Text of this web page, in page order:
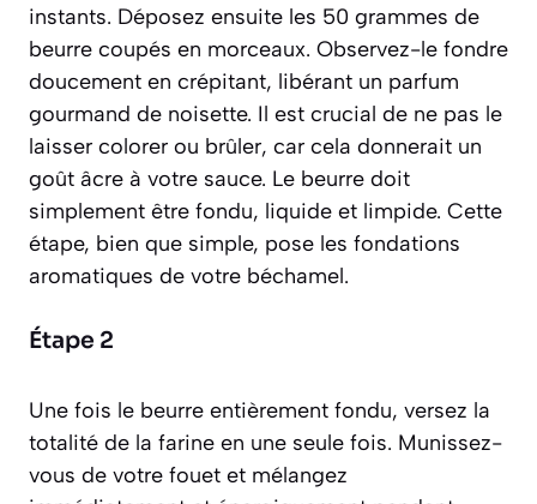
instants. Déposez ensuite les 50 grammes de
beurre coupés en morceaux. Observez-le fondre
doucement en crépitant, libérant un parfum
gourmand de noisette. Il est crucial de ne pas le
laisser colorer ou brûler, car cela donnerait un
goût âcre à votre sauce. Le beurre doit
simplement être fondu, liquide et limpide. Cette
étape, bien que simple, pose les fondations
aromatiques de votre béchamel.
Étape 2
Une fois le beurre entièrement fondu, versez la
totalité de la farine en une seule fois. Munissez-
vous de votre fouet et mélangez